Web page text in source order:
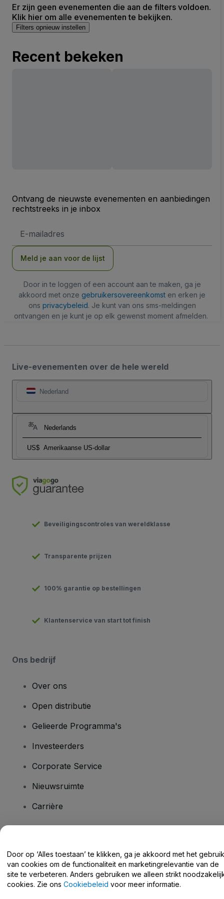
Er zijn geen evenementen die aan de filters voldoen.
Klik hier om alle evenementen te bekijken.
Filters opnieuw instellen
Recent bekeken
Ontvang de nieuwste evenementen en aanbiedingen
rechtstreeks in je inbox
mailadres
Meld je aan voor de lijst
Door in te loggen of een account aan te maken, ga je
akkoord met onze gebruikersovereenkomst en erken je
ons privacybeleid. Je kunt van ons sms-meldingen
ontvangen en je kunt je op elk gewenst moment afmelden.
Live-evenementen over de hele wereld
Nederland
Nederlands
US$ Amerikaanse US-dollar
Beveiligingscontroles van wereldklasse
Transparente prijzen
100% garantie op bestellingen
Klantenservice van start tot finish
Ons bedrijf
Over ons
Open distributie
Gelieerde Programma's
Investeerders
Corporate Service
Nieuwsruimte
Carrière
Helpcentrum / Neem Contact Met Ons Op
Door op ‘Alles toestaan’ te klikken, ga je akkoord met het gebruik
van cookies om de functionaliteit en marketingrelevantie van de
site te verbeteren. Anders gebruiken we alleen strikt
cookies. Zie ons Cookiebeleid voor meer informatie.